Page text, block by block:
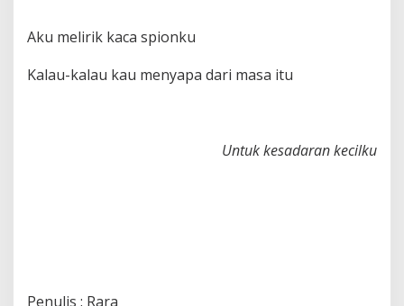
Aku melirik kaca spionku
Kalau-kalau kau menyapa dari masa itu
Untuk kesadaran kecilku
Penulis : Rara